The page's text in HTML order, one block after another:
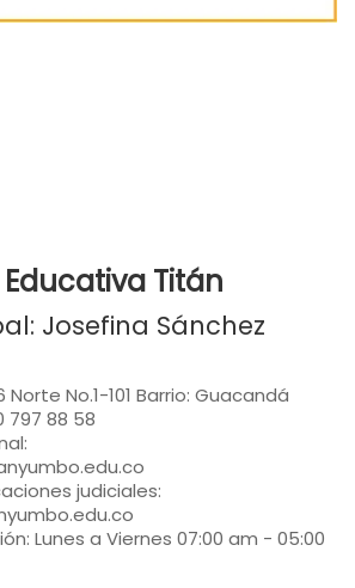
Titán
Josefina Sánchez
Norte No.1-101 Barrio: Guacandá
797 88 58
judiciales:
Lunes a Viernes 07:00 am - 05:00